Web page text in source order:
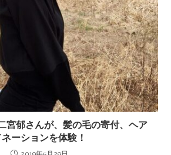
宮郁さんが、髪の毛の寄付、ヘア
ネーションを体験！